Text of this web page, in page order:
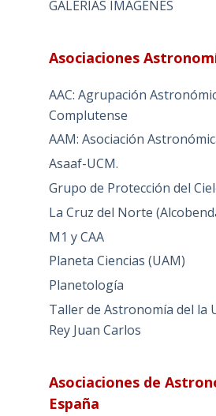
GALERIAS IMAGENES
Asociaciones
AAC: Agrupación
Complutense
AAM: Asociación
Asaaf-UCM.
Grupo de Protección del
La Cruz del Norte
M1 y CAA
Planeta Ciencias (UAM)
Planetología
Taller de Astronomía del la
Rey Juan Carlos
Asociaciones de
España